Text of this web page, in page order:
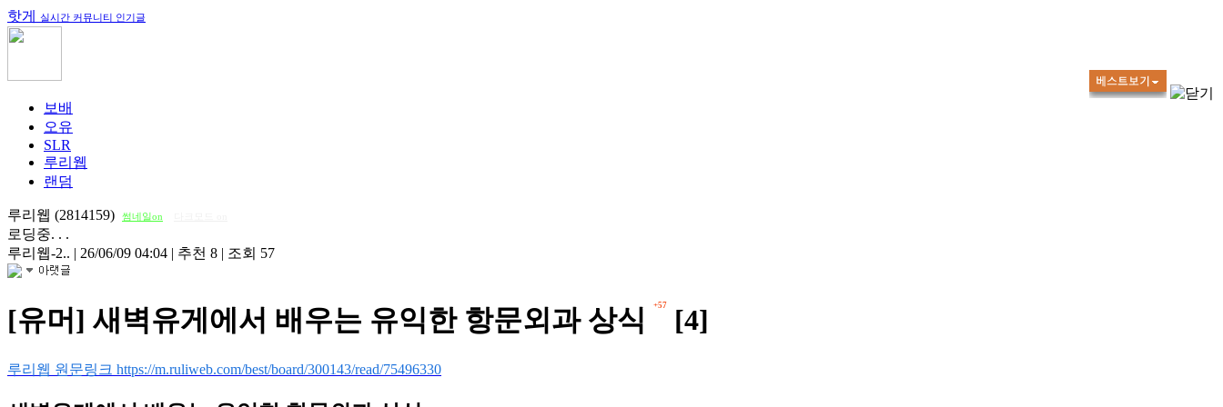
핫게 실시간 커뮤니티 인기글
보배
오유
SLR
루리웹
랜덤
루리웹 (2814159) 썸네일on
로딩중. . .
루리웹-2.. | 26/06/09 04:04 | 추천 8 | 조회 57
[유머] 새벽유게에서 배우는 유익한 항문외과 상식 +57 [4]
루리웹 원문링크 https://m.ruliweb.com/best/board/300143/read/75496330